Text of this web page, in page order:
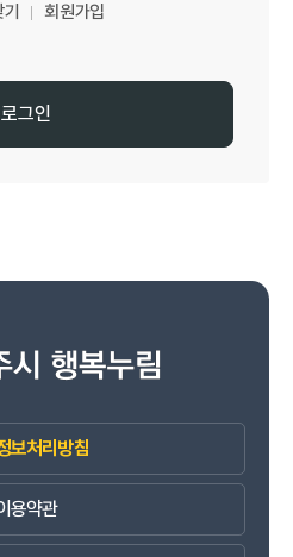
회원가입
로그인
보처리방침
용약관